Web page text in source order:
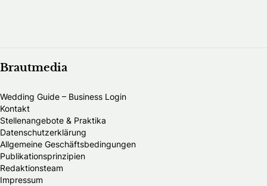
Brautmedia
Wedding Guide – Business Login
Kontakt
Stellenangebote & Praktika
Datenschutzerklärung
Allgemeine Geschäftsbedingungen
Publikationsprinzipien
Redaktionsteam
Impressum